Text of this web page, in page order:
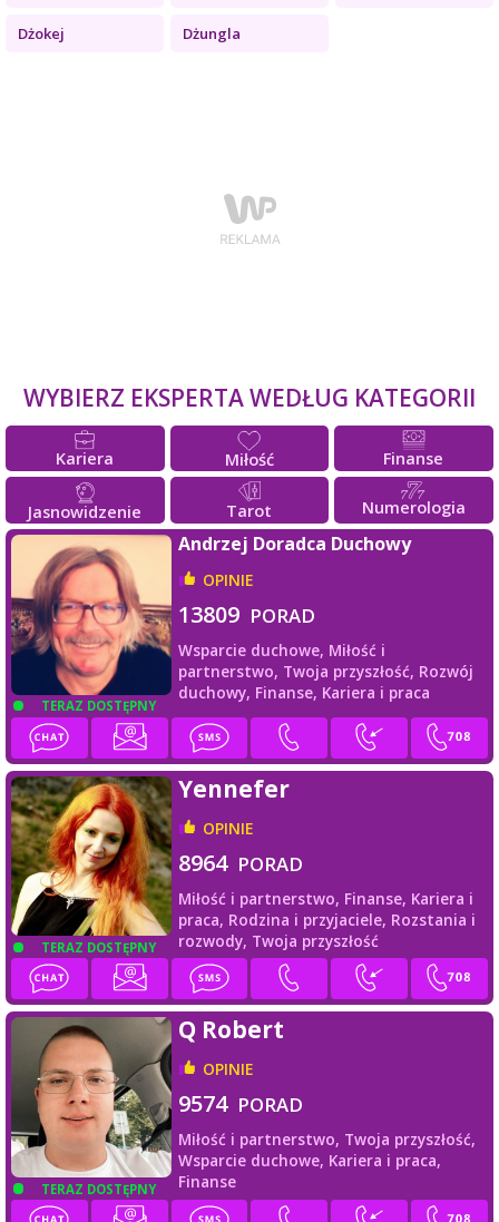
Dżokej Dżungla
WYBIERZ EKSPERTA WEDŁUG KATEGORII
Kariera Miłość Finanse
Jasnowidzenie Tarot Numerologia
TERAZ DOSTĘPNY
Andrzej Doradca Duchowy
OPINIE
13809 PORAD
Wsparcie duchowe, Miłość i
partnerstwo, Twoja przyszłość, Rozwój
duchowy, Finanse, Kariera i praca
TERAZ DOSTĘPNY
Yennefer
OPINIE
8964 PORAD
Miłość i partnerstwo, Finanse, Kariera i
praca, Rodzina i przyjaciele, Rozstania i
rozwody, Twoja przyszłość
TERAZ DOSTĘPNY
Q Robert
OPINIE
9574 PORAD
Miłość i partnerstwo, Twoja przyszłość,
Wsparcie duchowe, Kariera i praca,
Finanse